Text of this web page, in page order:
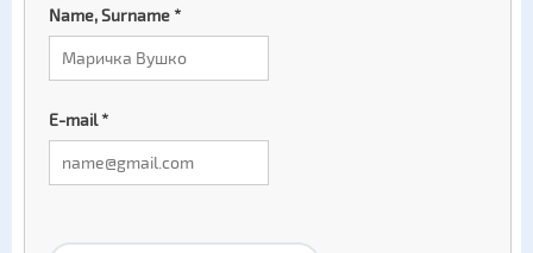
Name, Surname*
E-mail*